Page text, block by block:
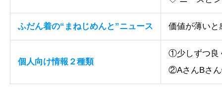
ふだん着の“まねじめんと”ニュース 価値が薄いと
個人向け情報２種類
①少しずつ良
②AさんBさん